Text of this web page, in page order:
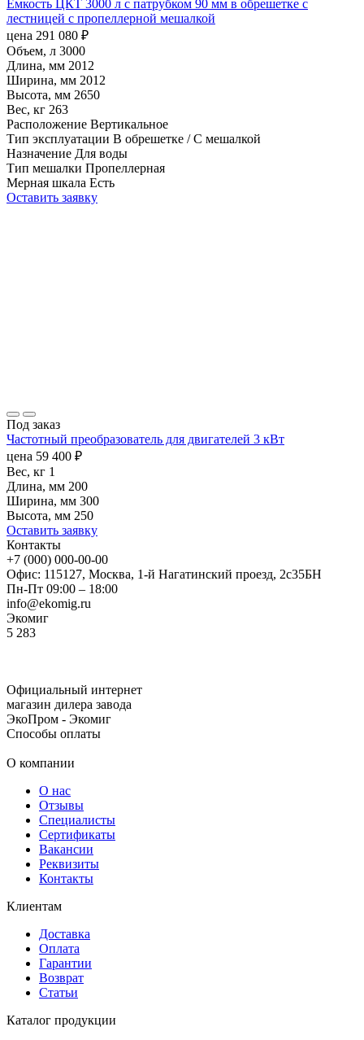
Емкость ЦКТ 3000 л с патрубком 90 мм в обрешетке с
лестницей с пропеллерной мешалкой
цена 291 080 ₽
Объем, л 3000
Длина, мм 2012
Ширина, мм 2012
Высота, мм 2650
Вес, кг 263
Расположение Вертикальное
Тип эксплуатации В обрешетке / С мешалкой
Назначение Для воды
Тип мешалки Пропеллерная
Мерная шкала Есть
Оставить заявку
Под заказ
Частотный преобразователь для двигателей 3 кВт
цена 59 400 ₽
Вес, кг 1
Длина, мм 200
Ширина, мм 300
Высота, мм 250
Оставить заявку
Контакты
+7 (000) 000-00-00
Офис: 115127, Москва, 1-й Нагатинский проезд, 2с35БН
Пн-Пт 09:00 – 18:00
info@ekomig.ru
Экомиг
5 283
Официальный интернет
магазин дилера завода
ЭкоПром - Экомиг
Способы оплаты
О компании
О нас
Отзывы
Специалисты
Сертификаты
Вакансии
Реквизиты
Контакты
Клиентам
Доставка
Оплата
Гарантии
Возврат
Статьи
Каталог продукции